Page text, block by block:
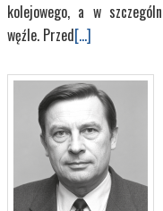
kolejowego, a w
węźle. Przed[...]